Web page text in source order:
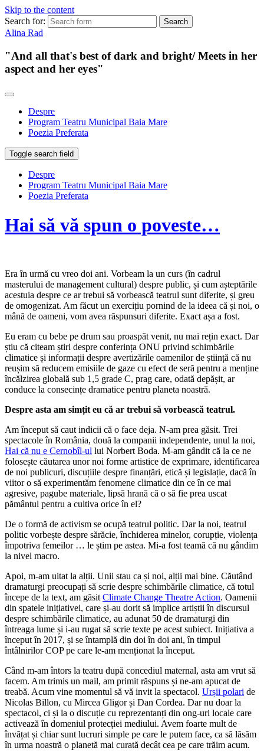
Skip to the content
Search for:
Alina Rad
"And all that's best of dark and bright/ Meets in her
aspect and her eyes"
Despre
Program Teatru Municipal Baia Mare
Poezia Preferata
Toggle search field
Despre
Program Teatru Municipal Baia Mare
Poezia Preferata
Hai să vă spun o poveste…
Era în urmă cu vreo doi ani. Vorbeam la un curs (în cadrul
masterului de management cultural) despre public, și cum așteptările
acestuia despre ce ar trebui să vorbească teatrul sunt diferite, și greu
de omogenizat. Am făcut un exercițiu pornind de la ideea că și noi, o
mână de oameni, vom avea răspunsuri diferite. Exact așa a fost.
Eu eram cu bebe pe drum sau proaspăt venit, nu mai rețin exact. Dar
știu că citeam știri despre conferința ONU privind schimbările
climatice și informații despre avertizările oamenilor de știință că nu
reușim să reducem emisiile de gaze cu efect de seră pentru a menține
încălzirea globală sub 1,5 grade C, prag care, odată depășit, ar
conduce la consecințe dramatice pentru planeta noastră.
Despre asta am simțit eu că ar trebui să vorbească teatrul.
Am început să caut indicii că o face deja. N-am prea găsit. Trei
spectacole în România, două la companii independente, unul la noi,
Hai că nu e Cernobîl-ul lui Norbert Boda. M-am gândit că la ce ne
folosește căutarea unor noi forme artistice de exprimare, identificarea
de noi publicuri, discuțiile despre finanțări, etică și legislație, dacă în
viitor o să experimentăm fenomene climatice din ce în ce mai
agresive, pagube materiale, lipsă hrană că o să fie prea uscat
pământul pentru a cultiva orice în el?
De o formă de activism se ocupă teatrul politic. Dar la noi, teatrul
politic vorbește despre sărăcie, închiderea minelor, corupție, violența
împotriva femeilor … le știm pe astea. Mi-a fost teamă că nu gândim
la nivel macro.
Apoi, m-am uitat la alții. Unii stau ca și noi, alții mai bine. Căutând
dramaturgi preocupați să scrie despre schimbările climatice, că totul
începe de la text, am găsit Climate Change Theatre Action. Oamenii
din spatele inițiativei, care și-au dorit să implice artiștii în discursul
despre schimbările climatice, au adunat 50 de dramaturgi din
întreaga lume și i-au rugat să scrie texte pe acest subiect. Inițiativa a
început în 2017, și se întamplă din doi în doi ani, în timpul
întâlnirilor COP pe care le-am menționat la început.
Când m-am întors la teatru după concediul maternal, asta am vrut să
facem. Am trimis un mail, am primit răspuns și ne-am apucat de
treabă. Acum vine momentul să vă invit la spectacol. Urșii polari de
Nicolas Billon, cu Mircea Gligor și Dan Cordea. Dar nu doar la
spectacol, ci și la o discuție cu reprezentanți din ong-uri locale care
activează în domeniul protecției mediului. Avem foarte mult de
învățat și chiar sunt lucruri simple pe care le putem face, ca să lăsăm
în urma noastră o planetă mai curată decât cea pe care trăim acum.